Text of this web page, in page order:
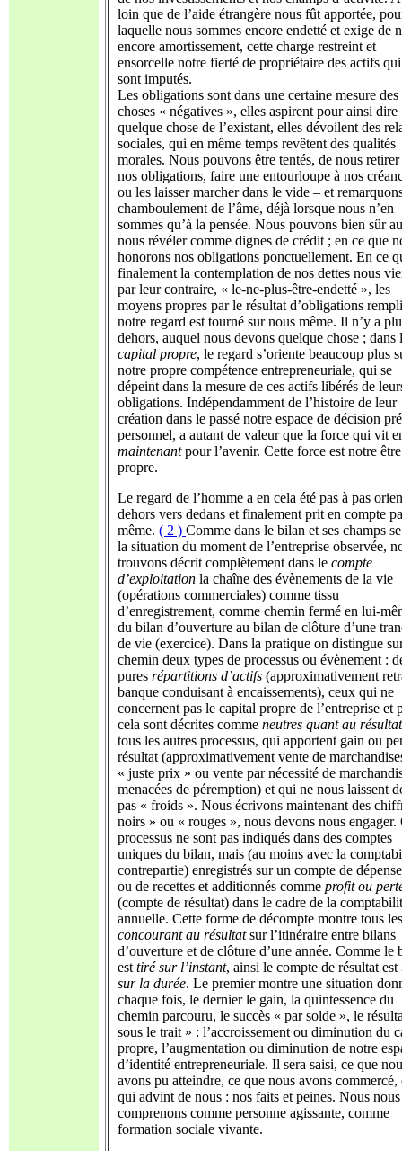
loin que de l’aide étrangère nous fût apportée,
laquelle nous sommes encore endetté et exige de
encore amortissement, cette charge restreint et
ensorcelle notre fierté de propriétaire des actifs
sont imputés.
Les obligations sont dans une certaine mesure des
choses « négatives », elles aspirent pour ainsi dire
quelque chose de l’existant, elles dévoilent des
sociales, qui en même temps revêtent des qualités
morales. Nous pouvons être tentés, de nous retirer
nos obligations, faire une entourloupe à nos
ou les laisser marcher dans le vide – et
chamboulement de l’âme, déjà lorsque nous n’en
sommes qu’à la pensée. Nous pouvons bien sûr
nous révéler comme dignes de crédit ; en ce que
honorons nos obligations ponctuellement. En ce
finalement la contemplation de nos dettes nous
par leur contraire, « le-ne-plus-être-endetté », les
moyens propres par le résultat d’obligations
notre regard est tourné sur nous même. Il n’y a
dehors, auquel nous devons quelque chose ; dans
capital propre, le regard s’oriente beaucoup plus
notre propre compétence entrepreneuriale, qui se
dépeint dans la mesure de ces actifs libérés de
obligations. Indépendamment de l’histoire de leur
création dans le passé notre espace de décision
personnel, a autant de valeur que la force qui vit
maintenantpour l’avenir. Cette force est notre être
propre.
Le regard de l’homme a en cela été pas à pas
dehors vers dedans et finalement prit en compte
même. ( 2 ) Comme dans le bilan et ses champs
la situation du moment de l’entreprise observée,
trouvons décrit complètement dans le compte
d’exploitation la chaîne des évènements de la vie
(opérations commerciales) comme tissu
d’enregistrement, comme chemin fermé en lui-
du bilan d’ouverture au bilan de clôture d’une
de vie (exercice). Dans la pratique on distingue
chemin deux types de processus ou évènement :
pures répartitions d’actifs (approximativement
banque conduisant à encaissements), ceux qui ne
concernent pas le capital propre de l’entreprise et
cela sont décrites comme neutres quant au résultat
tous les autres processus, qui apportent gain ou
résultat (approximativement vente de
« juste prix » ou vente par nécessité de
menacées de péremption) et qui ne nous laissent
pas « froids ». Nous écrivons maintenant des
noirs » ou « rouges », nous devons nous engager.
processus ne sont pas indiqués dans des comptes
uniques du bilan, mais (au moins avec la
contrepartie) enregistrés sur un compte de
ou de recettes et additionnés comme profit ou
(compte de résultat) dans le cadre de la
annuelle. Cette forme de décompte montre tous
concourant au résultatsur l’itinéraire entre bilans
d’ouverture et de clôture d’une année. Comme le
esttiré sur l’instant, ainsi le compte de résultat est
sur la durée. Le premier montre une situation
chaque fois, le dernier le gain, la quintessence du
chemin parcouru, le succès « par solde », le
sous le trait » : l’accroissement ou diminution du
propre, l’augmentation ou diminution de notre
d’identité entrepreneuriale. Il sera saisi, ce que
avons pu atteindre, ce que nous avons commercé,
qui advint de nous : nos faits et peines. Nous nous
comprenons comme personne agissante, comme
formation sociale vivante.